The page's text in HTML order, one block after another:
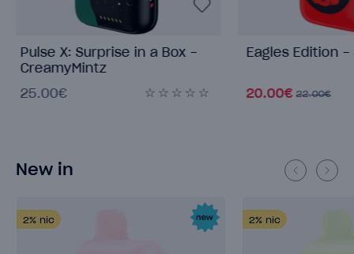
Eagles Edition - Sour Apple
20.00€
Eagles Edition
20.00€ 22.00€
New in
2% nic 2% nic